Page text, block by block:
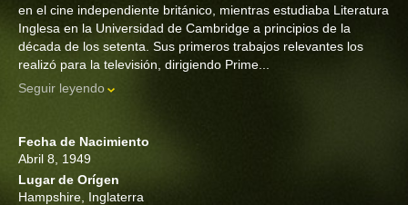
en el cine independiente británico, mientras estudiaba Literatura
Inglesa en la Universidad de Cambridge a principios de la
década de los setenta. Sus primeros trabajos relevantes los
realizó para la televisión, dirigiendo Prime...
Seguir leyendo
Fecha de Nacimiento
Abril 8, 1949
Lugar de Orígen
Hampshire, Inglaterra